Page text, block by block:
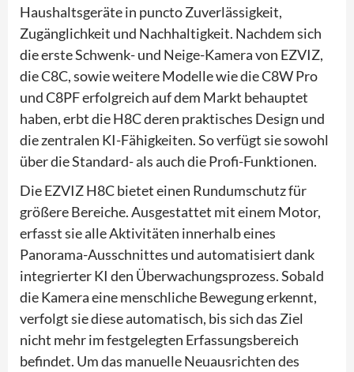
Haushaltsgeräte in puncto Zuverlässigkeit,
Zugänglichkeit und Nachhaltigkeit. Nachdem sich
die erste Schwenk- und Neige-Kamera von EZVIZ,
die C8C, sowie weitere Modelle wie die C8W Pro
und C8PF erfolgreich auf dem Markt behauptet
haben, erbt die H8C deren praktisches Design und
die zentralen KI-Fähigkeiten. So verfügt sie sowohl
über die Standard- als auch die Profi-Funktionen.
Die EZVIZ H8C bietet einen Rundumschutz für
größere Bereiche. Ausgestattet mit einem Motor,
erfasst sie alle Aktivitäten innerhalb eines
Panorama-Ausschnittes und automatisiert dank
integrierter KI den Überwachungsprozess. Sobald
die Kamera eine menschliche Bewegung erkennt,
verfolgt sie diese automatisch, bis sich das Ziel
nicht mehr im festgelegten Erfassungsbereich
befindet. Um das manuelle Neuausrichten des